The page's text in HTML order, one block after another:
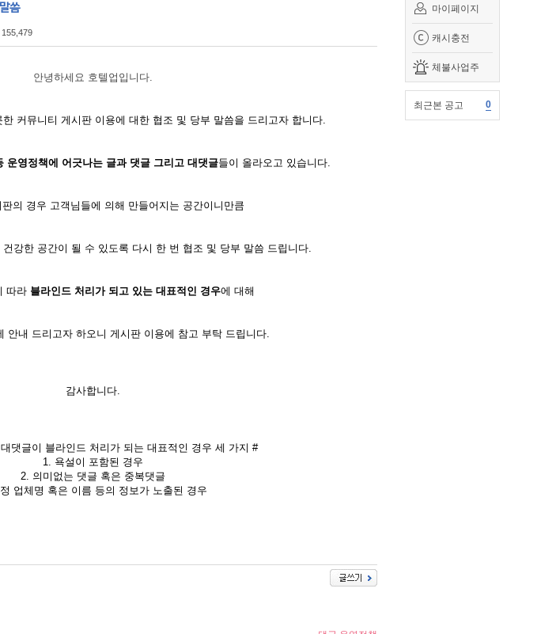
마이페이지
캐시충전
체불사업주
최근본 공고 0
씀
155,479
안녕하세요 호텔업입니다.
커뮤니티 게시판 이용에 대한 협조 및 당부 말씀을 드리고자 합니다.
운영정책에 어긋나는 글과 댓글 그리고 대댓글들이 올라오고 있습니다.
의 경우 고객님들에 의해 만들어지는 공간이니만큼
강한 공간이 될 수 있도록 다시 한 번 협조 및 당부 말씀 드립니다.
따라 블라인드 처리가 되고 있는 대표적인 경우에 대해
안내 드리고자 하오니 게시판 이용에 참고 부탁 드립니다.
감사합니다.
댓글이 블라인드 처리가 되는 대표적인 경우 세 가지 #
1. 욕설이 포함된 경우
2. 의미없는 댓글 혹은 중복댓글
업체명 혹은 이름 등의 정보가 노출된 경우​